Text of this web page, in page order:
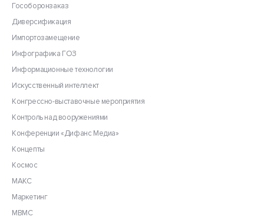
Гособоронзаказ
Диверсификация
Импортозамещение
Инфографика ГОЗ
Информационные технологии
Искусственный интеллект
Конгрессно-выставочные мероприятия
Контроль над вооружениями
Конференции «Дифанс Медиа»
Концепты
Космос
МАКС
Маркетинг
МВМС